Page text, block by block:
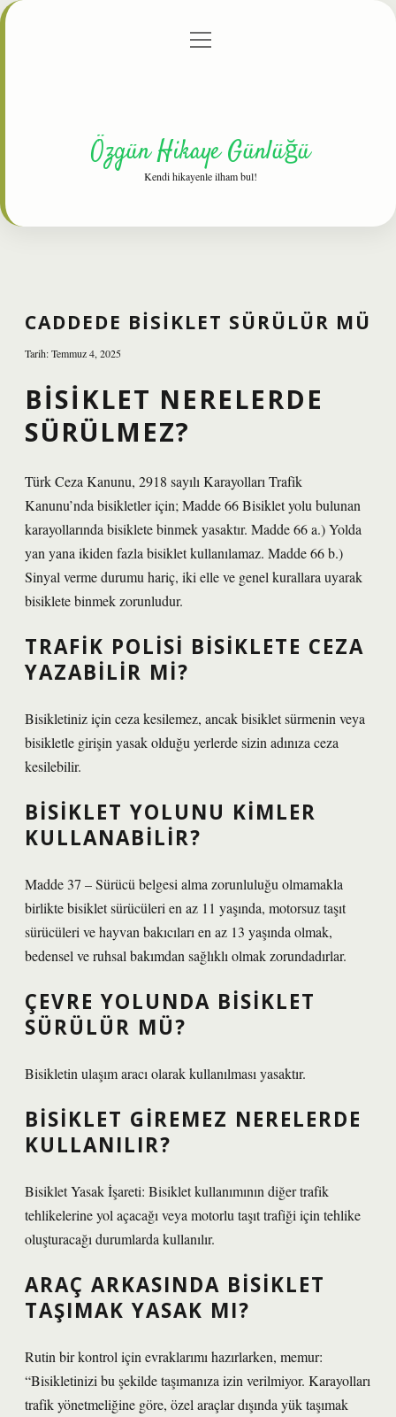
Gizlilik Politikası
menüyü
Özgün Hikaye Günlüğü
Kendi hikayenle ilham bul!
CADDEDE BISIKLET SÜRÜLÜR MÜ
Tarih: Temmuz 4, 2025
BISIKLET NERELERDE
SÜRÜLMEZ?
Türk Ceza Kanunu, 2918 sayılı Karayolları Trafik
Kanunu’nda bisikletler için; Madde 66 Bisiklet yolu bulunan
karayollarında bisiklete binmek yasaktır. Madde 66 a.) Yolda
yan yana ikiden fazla bisiklet kullanılamaz. Madde 66 b.)
Sinyal verme durumu hariç, iki elle ve genel kurallara uyarak
bisiklete binmek zorunludur.
TRAFIK POLISI BISIKLETE CEZA
YAZABILIR MI?
Bisikletiniz için ceza kesilemez, ancak bisiklet sürmenin veya
bisikletle girişin yasak olduğu yerlerde sizin adınıza ceza
kesilebilir.
BISIKLET YOLUNU KIMLER
KULLANABILIR?
Madde 37 – Sürücü belgesi alma zorunluluğu olmamakla
birlikte bisiklet sürücüleri en az 11 yaşında, motorsuz taşıt
sürücüleri ve hayvan bakıcıları en az 13 yaşında olmak,
bedensel ve ruhsal bakımdan sağlıklı olmak zorundadırlar.
ÇEVRE YOLUNDA BISIKLET
SÜRÜLÜR MÜ?
Bisikletin ulaşım aracı olarak kullanılması yasaktır.
BISIKLET GIREMEZ NERELERDE
KULLANILIR?
Bisiklet Yasak İşareti: Bisiklet kullanımının diğer trafik
tehlikelerine yol açacağı veya motorlu taşıt trafiği için tehlike
oluşturacağı durumlarda kullanılır.
ARAÇ ARKASINDA BISIKLET
TAŞIMAK YASAK MI?
Rutin bir kontrol için evraklarımı hazırlarken, memur:
“Bisikletinizi bu şekilde taşımanıza izin verilmiyor. Karayolları
trafik yönetmeliğine göre, özel araçlar dışında yük taşımak